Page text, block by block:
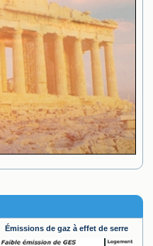
Émissions de gaz à effet de serre